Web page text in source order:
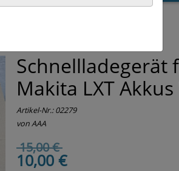
Schnellladegerät
Makita LXT Akkus
Artikel-Nr.:02279
von AAA
15,00 €
10,00 €